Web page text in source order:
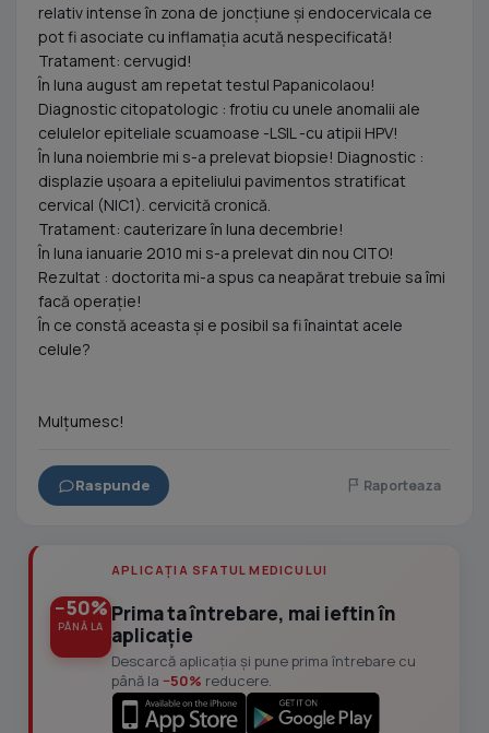
relativ intense în zona de joncţiune şi endocervicala ce
pot fi asociate cu inflamaţia acută nespecificată!
Tratament: cervugid!
În luna august am repetat testul Papanicolaou!
Diagnostic citopatologic : frotiu cu unele anomalii ale
celulelor epiteliale scuamoase -LSIL -cu atipii HPV!
În luna noiembrie mi s-a prelevat biopsie! Diagnostic :
displazie uşoara a epiteliului pavimentos stratificat
cervical (NIC1). cervicită cronică.
Tratament: cauterizare în luna decembrie!
În luna ianuarie 2010 mi s-a prelevat din nou CITO!
Rezultat : doctorita mi-a spus ca neapărat trebuie sa îmi
facă operaţie!
În ce constă aceasta şi e posibil sa fi înaintat acele
celule?
Mulţumesc!
Raspunde Raporteaza
−50%
PÂNĂ LA
APLICAȚIA SFATUL MEDICULUI
Prima ta întrebare, mai ieftin în
aplicație
Descarcă aplicația și pune prima întrebare cu
până la −50% reducere.